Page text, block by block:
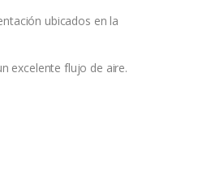
ubicados en la
excelente flujo de aire.